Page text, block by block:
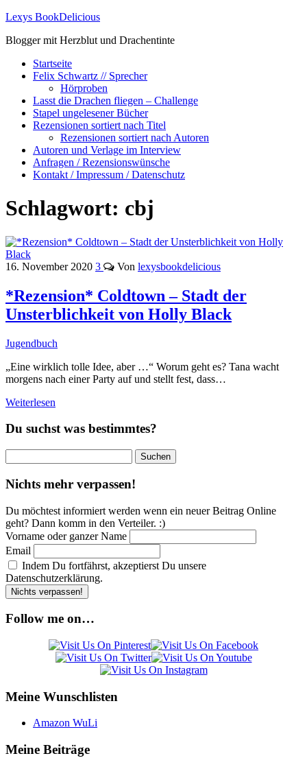
Lexys BookDelicious
Blogger mit Herzblut und Drachentinte
Startseite
Felix Schwartz // Sprecher
Hörproben
Lasst die Drachen fliegen – Challenge
Stapel ungelesener Bücher
Rezensionen sortiert nach Titel
Rezensionen sortiert nach Autoren
Autoren und Verlage im Interview
Anfragen / Rezensionswünsche
Kontakt / Impressum / Datenschutz
Schlagwort: cbj
16. November 2020 3 Von lexysbookdelicious
*Rezension* Coldtown – Stadt der
Unsterblichkeit von Holly Black
Jugendbuch
„Eine wirklich tolle Idee, aber …“ Worum geht es? Tana wacht
morgens nach einer Party auf und stellt fest, dass…
Weiterlesen
Du suchst was bestimmtes?
nach:
Nichts mehr verpassen!
Du möchtest informiert werden wenn ein neuer Beitrag Online
geht? Dann komm in den Verteiler. :)
Vorname oder ganzer Name
Email
Indem Du fortfährst, akzeptierst Du unsere
Datenschutzerklärung.
Follow me on…
Meine Wunschlisten
Amazon WuLi
Meine Beiträge